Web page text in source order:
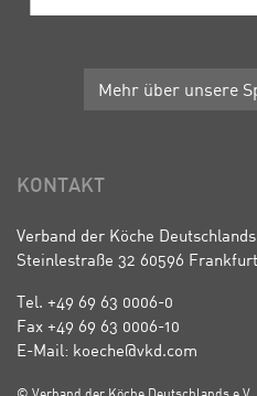
Mehr über unsere
KONTAKT
Verband der Köche Deutschlands
Steinlestraße 32 60596 Frankfurt
Tel. +49 69 63 0006-0
Fax +49 69 63 0006-10
E-Mail: koeche@vkd.com